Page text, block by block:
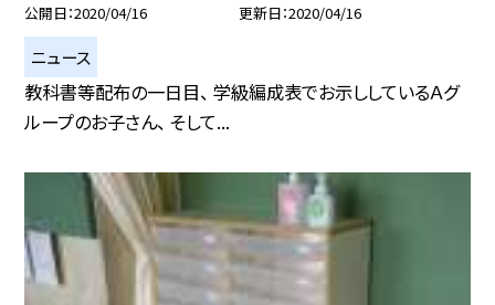
公開日 2020/04/16 更新日 2020/04/16
ニュース
教科書等配布の一日目、 学級編成表でお示ししているＡグ
ループのお子さん、 そして...